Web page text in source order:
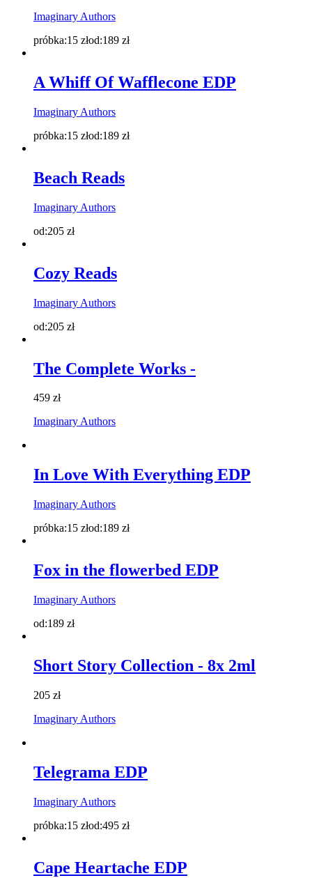
Imaginary Authors
próbka:15 złod:189 zł
A Whiff Of Wafflecone EDP
Imaginary Authors
próbka:15 złod:189 zł
Beach Reads
Imaginary Authors
od:205 zł
Cozy Reads
Imaginary Authors
od:205 zł
The Complete Works -
459 zł
Imaginary Authors
In Love With Everything EDP
Imaginary Authors
próbka:15 złod:189 zł
Fox in the flowerbed EDP
Imaginary Authors
od:189 zł
Short Story Collection - 8x 2ml
205 zł
Imaginary Authors
Telegrama EDP
Imaginary Authors
próbka:15 złod:495 zł
Cape Heartache EDP